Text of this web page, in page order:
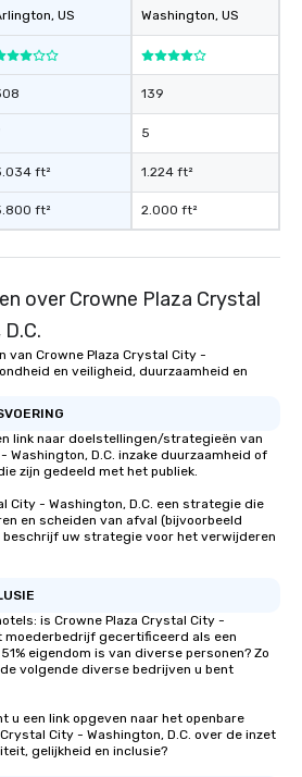
, US
ft²
ft²
Washington, US
139
5
1.224 ft²
2.000 ft²
over Crowne Plaza Crystal
van Crowne Plaza Crystal City -
en veiligheid, duurzaamheid en
link naar doelstellingen/strategieën van
Washington, D.C. inzake duurzaamheid of
zijn gedeeld met het publiek.
City - Washington, D.C. een strategie die
en scheiden van afval (bijvoorbeeld
beschrijf uw strategie voor het verwijderen
is Crowne Plaza Crystal City -
moederbedrijf gecertificeerd als een
eigendom is van diverse personen? Zo
volgende diverse bedrijven u bent
u een link opgeven naar het openbare
City - Washington, D.C. over de inzet
gelijkheid en inclusie?